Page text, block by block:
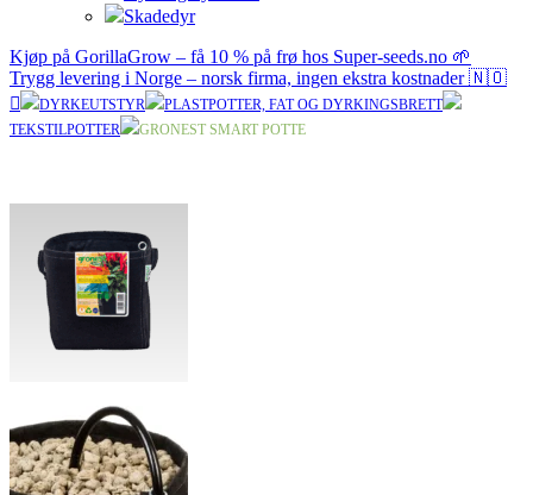
Skadedyr
Kjøp på GorillaGrow – få 10 % på frø hos Super-seeds.no 🌱
Trygg levering i Norge – norsk firma, ingen ekstra kostnader 🇳🇴
DYRKEUTSTYR
PLASTPOTTER, FAT OG DYRKINGSBRETT
TEKSTILPOTTER
GRONEST SMART POTTE